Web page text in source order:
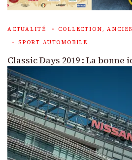
ACTUALITÉ
COLLECTION,
SPORT AUTOMOBILE
Classic Days 2019 : La bonne